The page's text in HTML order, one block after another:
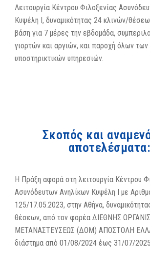
Λειτουργία Κέντρου Φιλοξενίας
Κυψέλη Ι, δυναμικότητας 24 κλινών/
βάση για 7 μέρες την εβδομάδα,
γιορτών και αργιών, και παροχή όλων
υποστηρικτικών υπηρεσιών.
Σκοπός και
αποτελέσματα:
Η Πράξη αφορά στη λειτουργία Κέντρου
Ασυνόδευτων Ανηλίκων Κυψέλη Ι με
125/17.05.2023, στην Αθήνα,
θέσεων, από τον φορέα ΔΙΕΘΝΗΣ
ΜΕΤΑΝΑΣΤΕΥΣΕΩΣ (ΔΟΜ) ΑΠΟΣΤΟΛΗ
διάστημα από 01/08/2024 έως 31/07/